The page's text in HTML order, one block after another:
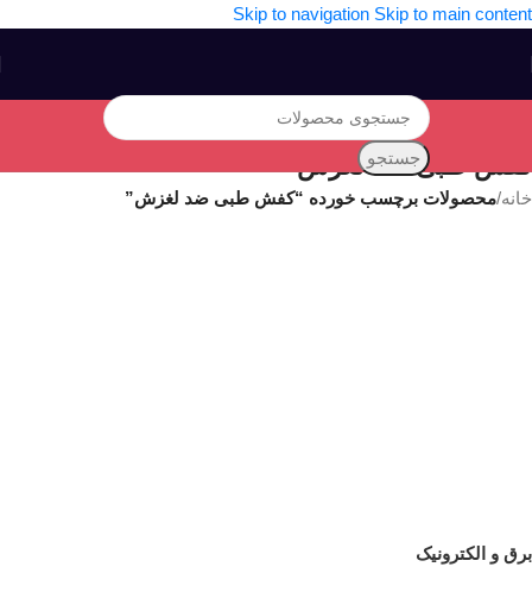
Skip to navigation Skip to main content
جستجو
کفش طبی ضد لغزش
خانه/محصولات برچسب خورده “کفش طبی ضد لغزش”
برق و الکترونیک